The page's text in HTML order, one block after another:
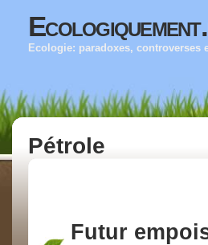
Ecologie: paradoxes, controverses
Pétrole
Futur